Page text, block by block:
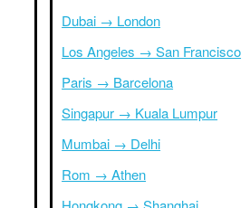
Dubai → London
Los Angeles → San Francisco
Paris → Barcelona
Singapur → Kuala Lumpur
Mumbai → Delhi
Rom → Athen